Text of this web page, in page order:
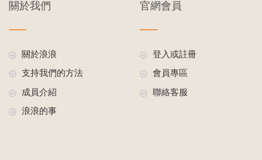
關於我們
關於浪浪
支持我們的方法
成員介紹
浪浪的事
官網會員
登入或註冊
會員專區
聯絡客服